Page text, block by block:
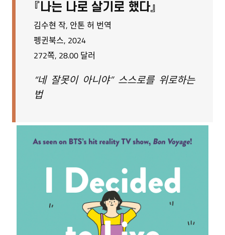
『나는 나로 살기로 했다』
김수현 작, 안톤 허 번역
펭귄북스, 2024
272쪽, 28.00 달러
“네 잘못이 아니야” 스스로를 위로하는
법